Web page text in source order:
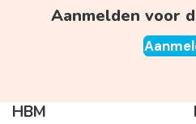
Aanmelden voor
HBM